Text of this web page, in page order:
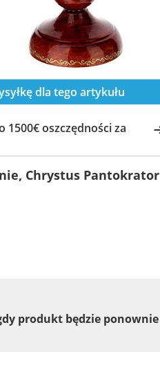
dla tego artykułu
1500€ oszczędności za
Chrystus Pantokrator
produkt będzie ponownie